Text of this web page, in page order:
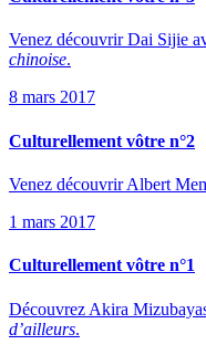
Venez découvrir Dai Sijie
chinoise.
8 mars 2017
Culturellement vôtre n°2
Venez découvrir Albert
1 mars 2017
Culturellement vôtre n°1
Découvrez Akira
d’ailleurs.